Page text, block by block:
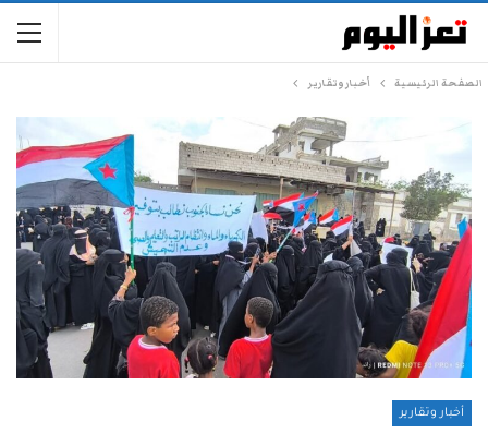
الصفحة الرئيسية أخبار وتقارير
أخبار وتقارير